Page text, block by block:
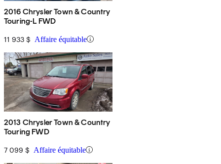
2016 Chrysler Town & Country
Touring-L FWD
11 933 $ Affaire équitable
2013 Chrysler Town & Country
Touring FWD
7 099 $ Affaire équitable